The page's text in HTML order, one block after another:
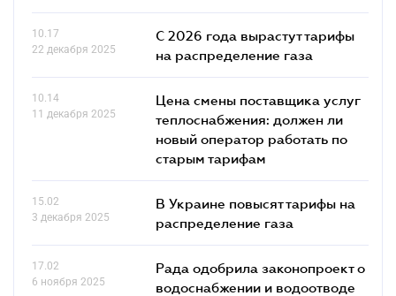
10.17
22 декабря 2025
С 2026 года вырастут тарифы
на распределение газа
10.14
11 декабря 2025
Цена смены поставщика услуг
теплоснабжения: должен ли
новый оператор работать по
старым тарифам
15.02
3 декабря 2025
В Украине повысят тарифы на
распределение газа
17.02
6 ноября 2025
Рада одобрила законопроект о
водоснабжении и водоотводе